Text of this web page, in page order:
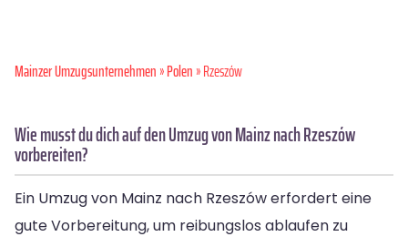
Mainzer Umzugsunternehmen»Polen» Rzeszów
Wie musst du dich auf den Umzug von Mainz nach Rzeszów
vorbereiten?
Ein Umzug von Mainz nach Rzeszów erfordert eine
gute Vorbereitung, um reibungslos ablaufen zu